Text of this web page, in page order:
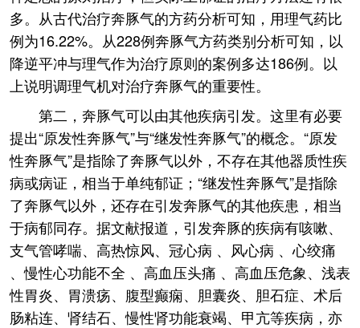
多。从古代治疗奔豚气的方药分析可知，用理气药比
例为16.22%。从228例奔豚气方药类别分析可知，以
降逆平冲与理气作为治疗原则的案例多达186例。以
上说明调理气机对治疗奔豚气的重要性。
第二，奔豚气可以由其他疾病引发。这里有必要
提出“原发性奔豚气”与“继发性奔豚气”的概念。“原发
性奔豚气”是指除了奔豚气以外，不存在其他器质性疾
病或病证，相当于单纯郁证；“继发性奔豚气”是指除
了奔豚气以外，还存在引发奔豚气的其他疾患，相当
于病郁同存。据文献报道，引发奔豚的疾病有咳嗽、
支气管哮喘、高热惊风、冠心病 、风心病 、心绞痛
、慢性心功能不全 、高血压头痛 、高血压危象、浅表
性胃炎、胃溃疡、腹型癫痫、胆囊炎、胆石症、术后
肠粘连、肾结石、慢性肾功能衰竭、甲亢等疾病，亦